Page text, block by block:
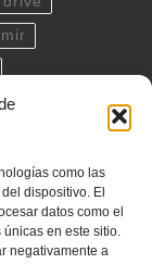
como las
dispositivo. El
datos como el
en este sitio.
negativamente a